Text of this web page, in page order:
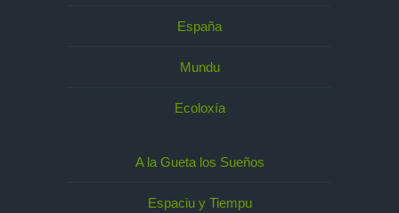
España
Mundu
Ecoloxía
A la Gueta los Sueños
Espaciu y Tiempu